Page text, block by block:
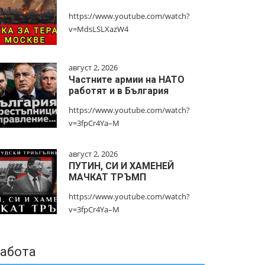
https://www.youtube.com/watch?
v=MdsLSLXazW4
август 2, 2026
Частните армии на НАТО
работят и в България
https://www.youtube.com/watch?
v=3fpCr4Ya–M
август 2, 2026
ПУТИН, СИ И ХАМЕНЕЙ
МАЧКАТ ТРЪМП
https://www.youtube.com/watch?
v=3fpCr4Ya–M